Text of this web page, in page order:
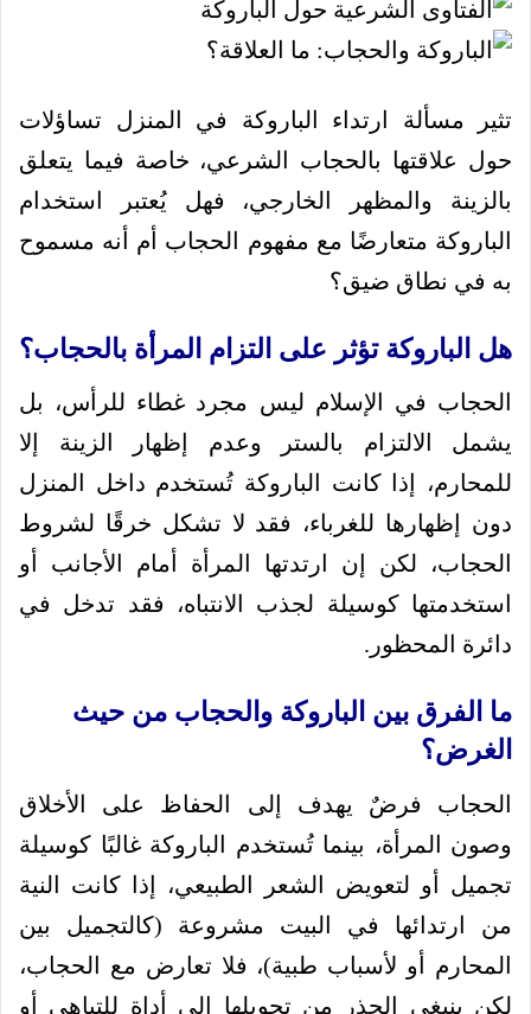
تثير مسألة ارتداء الباروكة في المنزل تساؤلات
حول علاقتها بالحجاب الشرعي، خاصة فيما يتعلق
بالزينة والمظهر الخارجي، فهل يُعتبر استخدام
الباروكة متعارضًا مع مفهوم الحجاب أم أنه مسموح
به في نطاق ضيق؟
هل الباروكة تؤثر على التزام المرأة بالحجاب؟
الحجاب في الإسلام ليس مجرد غطاء للرأس، بل
يشمل الالتزام بالستر وعدم إظهار الزينة إلا
للمحارم، إذا كانت الباروكة تُستخدم داخل المنزل
دون إظهارها للغرباء، فقد لا تشكل خرقًا لشروط
الحجاب، لكن إن ارتدتها المرأة أمام الأجانب أو
استخدمتها كوسيلة لجذب الانتباه، فقد تدخل في
دائرة المحظور.
ما الفرق بين الباروكة والحجاب من حيث
الغرض؟
الحجاب فرضٌ يهدف إلى الحفاظ على الأخلاق
وصون المرأة، بينما تُستخدم الباروكة غالبًا كوسيلة
تجميل أو لتعويض الشعر الطبيعي، إذا كانت النية
من ارتدائها في البيت مشروعة (كالتجميل بين
المحارم أو لأسباب طبية)، فلا تعارض مع الحجاب،
لكن ينبغي الحذر من تحويلها إلى أداة للتباهي أو